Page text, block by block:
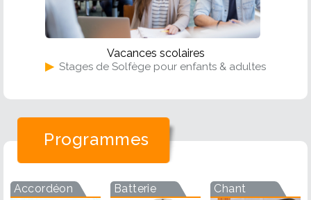
Vacances scolaires
▶ Stages de Solfège pour enfants & adultes
Programmes
Accordéon Batterie Chant